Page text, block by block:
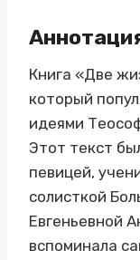
Книга «Две
который
идеями
Этот текст
певицей,
солисткой
Евгеньевной
вспоминала